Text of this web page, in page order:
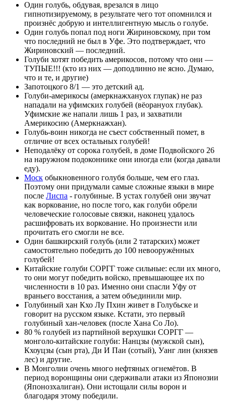
Один голубь, обдувая, врезался в лицо
гипнотизируемому, в результате чего тот опомнился и
произнёс добрую и интеллигентную мысль о голубе.
Один голубь попал под ноги Жириновскому, при том
что последний не был в Уфе. Это подтверждает, что
Жириновский — последний.
Голуби хотят победить америкосов, потому что они —
ТУПЫЕ!!! (кто из них — доподлинно не ясно. Думаю,
что и те, и другие)
Запотоцкого 8/1 — это детский ад.
Голуби-америкосы (амеркнажхануох глупак) не раз
нападали на уфимских голубей (вёорануох глубак).
Уфимские же напали лишь 1 раз, и захватили
Америкосию (Амеркнажхан).
Голубь-воин никогда не съест собственный помет, в
отличие от всех остальных голубей!
Неподалёку от сорока голубей, в доме Подвойского 26
на наружном подоконнике они иногда ели (когда давали
еду).
Моск обыкновенного голубя больше, чем его глаз.
Поэтому они придумали самые сложные языки в мире
после Лиспа - голубиные. В устах голубей они звучат
как воркование, но после того, как голуби обрели
человеческие голосовые связки, наконец удалось
расшифровать их воркование. Но произнести или
прочитать его смогли не все.
Один башкирский голубь (или 2 татарских) может
самостоятельно победить до 100 невооружённых
голубей!
Китайские голуби СОРГГ тоже сильные: если их много,
то они могут победить войско, превышающее их по
численности в 10 раз. Именно они спасли Уфу от
враньего восстания, а затем объединили мир.
Голубиный хан Кхо Лу Пхин живет в Голубьске и
говорит на русском языке. Кстати, это первый
голубиный хан-человек (после Хана Со Ло).
80 % голубей из партийной верхушки СОРГГ —
монголо-китайские голуби: Нанцзы (мужской сын),
Кхоуцзы (сын рта), Ди И Паи (сотый), Уанг лин (князев
лес) и другие.
В Монголии очень много нефтяных огнемётов. В
период воронщины они сдерживали атаки из Японозии
(Японозхалиган). Они истощали силы ворон и
благодаря этому победили.